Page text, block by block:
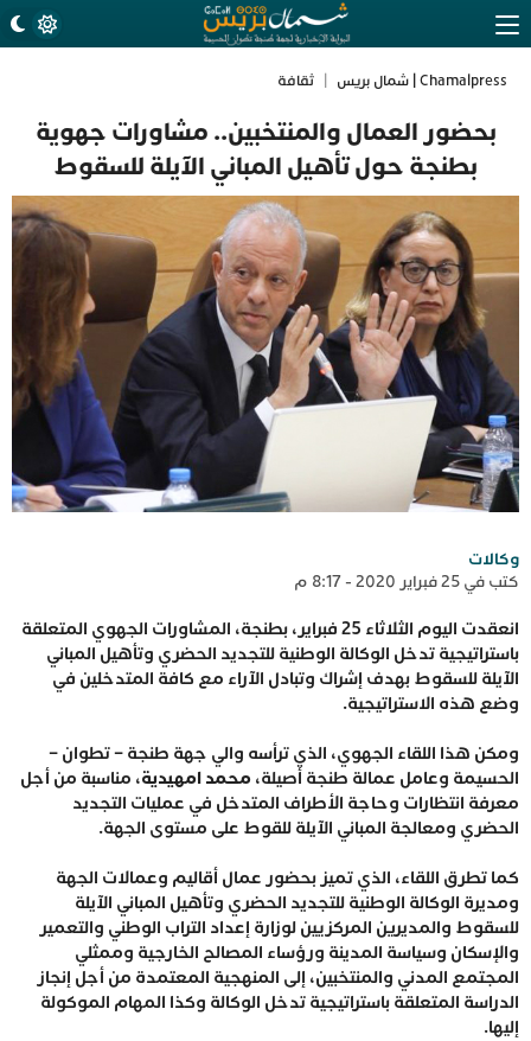
Chamalpress | شمال بريس ثقافة
بحضور العمال والمنتخبين.. مشاورات جهوية
بطنجة حول تأهيل المباني الآيلة للسقوط
وكالات
كتب في 25 فبراير 2020 - 8:17 م
انعقدت اليوم الثلاثاء 25 فبراير، بطنجة، المشاورات الجهوي المتعلقة
باستراتيجية تدخل الوكالة الوطنية للتجديد الحضري وتأهيل المباني
الآيلة للسقوط بهدف إشراك وتبادل الآراء مع كافة المتدخلين في
وضع هذه الاستراتيجية.
ومكن هذا اللقاء الجهوي، الذي ترأسه والي جهة طنجة – تطوان –
الحسيمة وعامل عمالة طنجة أصيلة،محمد امهيدية، مناسبة من أجل
معرفة انتظارات وحاجة الأطراف المتدخل في عمليات التجديد
الحضري ومعالجة المباني الآيلة للقوط على مستوى الجهة.
كما تطرق اللقاء، الذي تميز بحضور عمال أقاليم وعمالات الجهة
ومديرة الوكالة الوطنية للتجديد الحضري وتأهيل المباني الآيلة
للسقوط والمديرين المركزيين لوزارة إعداد التراب الوطني والتعمير
والإسكان وسياسة المدينة ورؤساء المصالح الخارجية وممثلي
المجتمع المدني والمنتخبين، إلى المنهجية المعتمدة من أجل إنجاز
الدراسة المتعلقة باستراتيجية تدخل الوكالة وكذا المهام الموكولة
إليها.